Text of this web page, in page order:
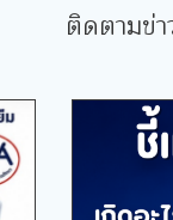
ติดตามข่า